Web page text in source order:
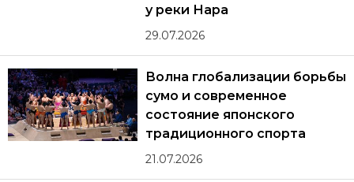
у реки Нара
29.07.2026
Волна глобализации борьбы
сумо и современное
состояние японского
традиционного спорта
21.07.2026